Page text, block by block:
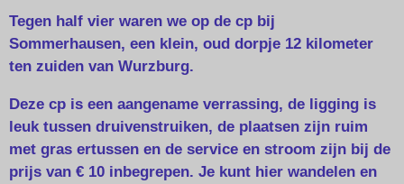
Tegen half vier waren we op de cp bij
Sommerhausen, een klein, oud dorpje 12 kilometer
ten zuiden van Wurzburg.
Deze cp is een aangename verrassing, de ligging is
leuk tussen druivenstruiken, de plaatsen zijn ruim
met gras ertussen en de service en stroom zijn bij de
prijs van € 10 inbegrepen. Je kunt hier wandelen en